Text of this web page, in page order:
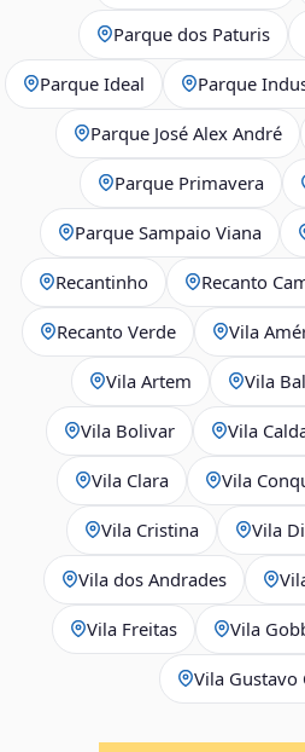
Parque dos Paturis
Parque Ideal Parque
Parque José Alex André
Parque Primavera
Parque Sampaio Viana
Recantinho Recanto
Recanto Verde Vila
Vila Artem Vila
Vila Bolivar Vila
Vila Clara Vila
Vila Cristina Vila
Vila dos Andrades
Vila Freitas Vila
Vila Gustavo